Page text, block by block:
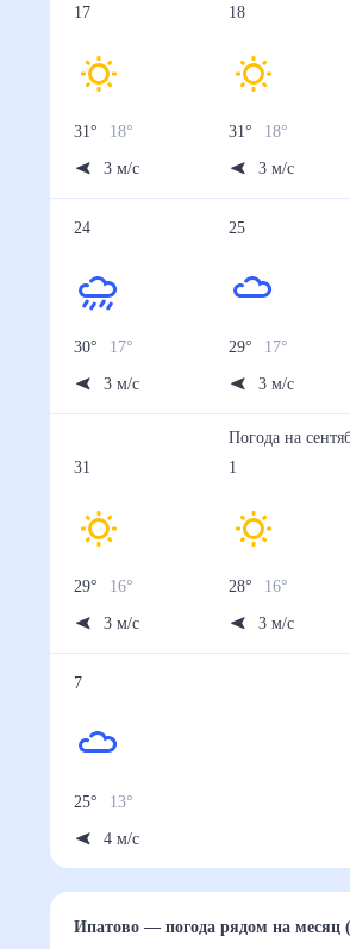
17
31° 18°
3 м/с
18
31° 18°
3 м/с
24
30° 17°
3 м/с
25
29° 17°
3 м/с
31
29° 16°
3 м/с
Погода на
1
28° 16°
3 м/с
7
25° 13°
4 м/с
Ипатово— погода рядомна